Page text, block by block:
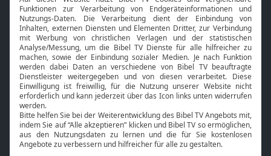
Neuigkeiten
Smart TV
HbbTV
Bibelthek Online-Bibel
Nächster Gottesdienst
Bibel TV
Über uns
Jobs
Service
Kontakt
TV-Empfang